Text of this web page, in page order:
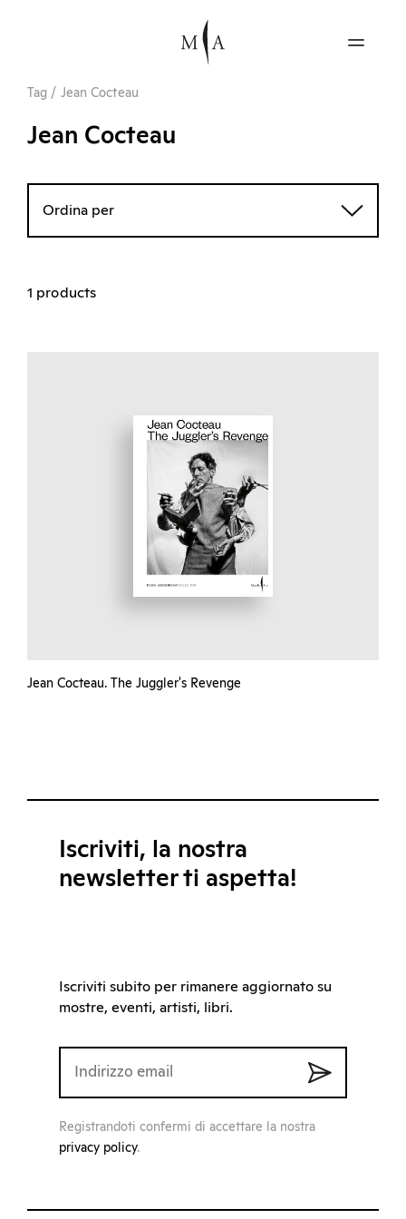
Tag / Jean Cocteau
Jean Cocteau
Ordina per
1 products
Jean Cocteau. The Juggler's Revenge
Iscriviti, la nostra
newsletter ti aspetta!
Iscriviti subito per rimanere aggiornato su
mostre, eventi, artisti, libri.
Registrandoti confermi di accettare la nostra
privacy policy.